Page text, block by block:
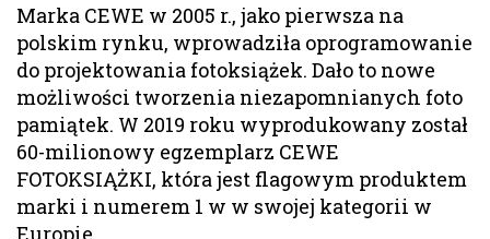
Marka CEWE w 2005 r., jako pierwsza na
polskim rynku, wprowadziła oprogramowanie
do projektowania fotoksiążek. Dało to nowe
możliwości tworzenia niezapomnianych foto
pamiątek. W 2019 roku wyprodukowany został
60-milionowy egzemplarz CEWE
FOTOKSIĄŻKI, która jest flagowym produktem
marki i numerem 1 w w swojej kategorii w
Europie.